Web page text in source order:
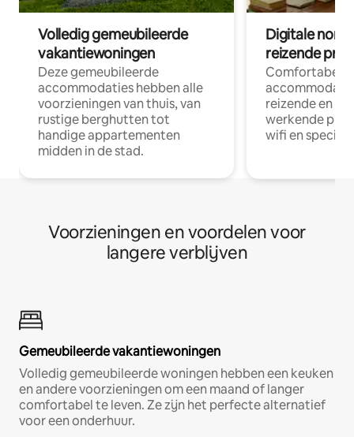
Volledig gemeubileerde
vakantiewoningen
Deze gemeubileerde
accommodaties hebben alle
voorzieningen van thuis, van
rustige berghutten tot
handige appartementen
midden in de stad.
Digitale
reizende
Comfortabele
reizende en
werkende
wifi en
Voorzieningen en voordelen voor
langere verblijven
Gemeubileerde vakantiewoningen
Volledig gemeubileerde woningen hebben een keuken
en andere voorzieningen om een maand of langer
comfortabel te leven. Ze zijn het perfecte alternatief
voor een onderhuur.